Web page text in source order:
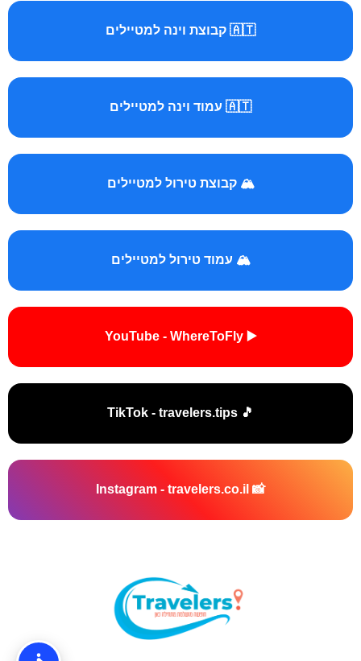
🇦🇹 קבוצת וינה למטיילים
🇦🇹 עמוד וינה למטיילים
🏔️ קבוצת טירול למטיילים
🏔️ עמוד טירול למטיילים
▶️ YouTube - WhereToFly
🎵 TikTok - travelers.tips
📸 Instagram - travelers.co.il